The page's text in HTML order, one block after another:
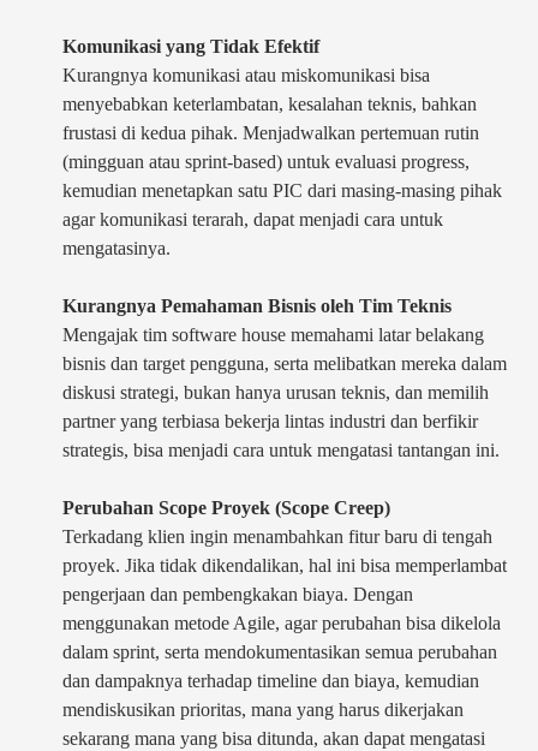
Komunikasi yang Tidak Efektif
Kurangnya komunikasi atau miskomunikasi bisa
menyebabkan keterlambatan, kesalahan teknis, bahkan
frustasi di kedua pihak. Menjadwalkan pertemuan rutin
(mingguan atau sprint-based) untuk evaluasi progress,
kemudian menetapkan satu PIC dari masing-masing pihak
agar komunikasi terarah, dapat menjadi cara untuk
mengatasinya.
Kurangnya Pemahaman Bisnis oleh Tim Teknis
Mengajak tim software house memahami latar belakang
bisnis dan target pengguna, serta melibatkan mereka dalam
diskusi strategi, bukan hanya urusan teknis, dan memilih
partner yang terbiasa bekerja lintas industri dan berfikir
strategis, bisa menjadi cara untuk mengatasi tantangan ini.
Perubahan Scope Proyek (Scope Creep)
Terkadang klien ingin menambahkan fitur baru di tengah
proyek. Jika tidak dikendalikan, hal ini bisa memperlambat
pengerjaan dan pembengkakan biaya. Dengan
menggunakan metode Agile, agar perubahan bisa dikelola
dalam sprint, serta mendokumentasikan semua perubahan
dan dampaknya terhadap timeline dan biaya, kemudian
mendiskusikan prioritas, mana yang harus dikerjakan
sekarang mana yang bisa ditunda, akan dapat mengatasi